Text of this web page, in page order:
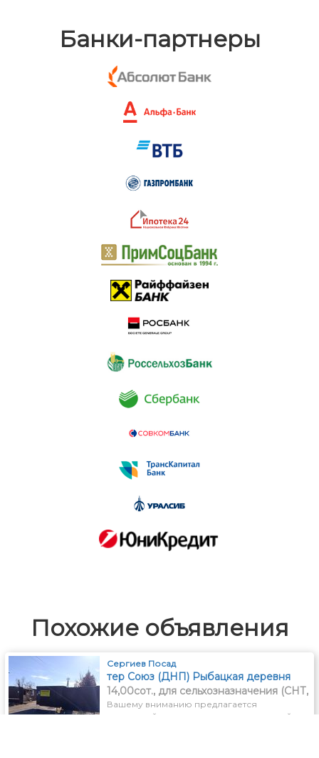
Банки-партнеры
Похожие объявления
Сергиев Посад
тер Союз (ДНП) Рыбацкая деревня
14,00сот., для сельхозназначения (СНТ,
ДНП)
Вашему вниманию предлагается
земельный участок по привлекательной